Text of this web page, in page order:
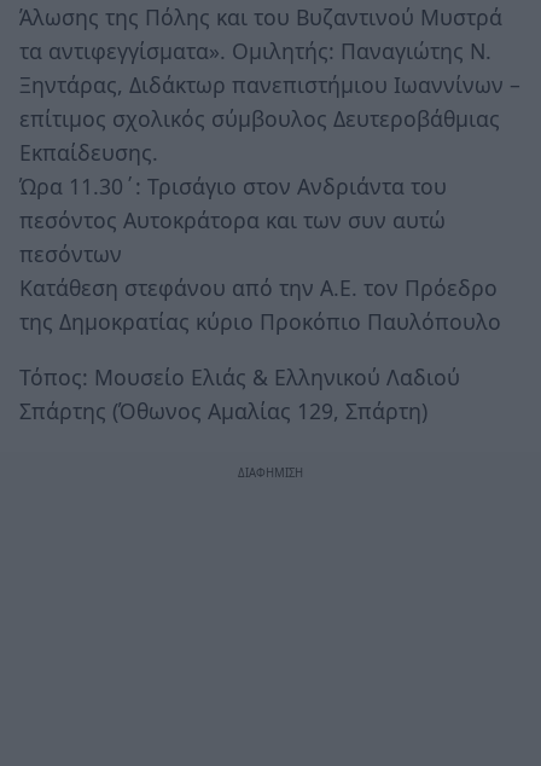
Άλωσης της Πόλης και του Βυζαντινού Μυστρά
τα αντιφεγγίσματα». Ομιλητής: Παναγιώτης Ν.
Ξηντάρας, Διδάκτωρ πανεπιστήμιου Ιωαννίνων –
επίτιμος σχολικός σύμβουλος Δευτεροβάθμιας
Εκπαίδευσης.
Ώρα 11.30΄: Τρισάγιο στον Ανδριάντα του
πεσόντος Αυτοκράτορα και των συν αυτώ
πεσόντων
Κατάθεση στεφάνου από την Α.Ε. τον Πρόεδρο
της Δημοκρατίας κύριο Προκόπιο Παυλόπουλο
Τόπος: Μουσείο Ελιάς & Ελληνικού Λαδιού
Σπάρτης (Όθωνος Αμαλίας 129, Σπάρτη)